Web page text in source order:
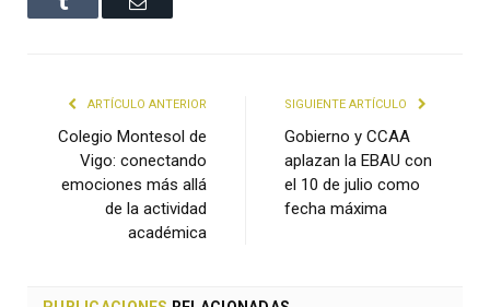
ARTÍCULO ANTERIOR
Colegio Montesol de
Vigo: conectando
emociones más allá
de la actividad
académica
SIGUIENTE ARTÍCULO
Gobierno y CCAA
aplazan la EBAU con
el 10 de julio como
fecha máxima